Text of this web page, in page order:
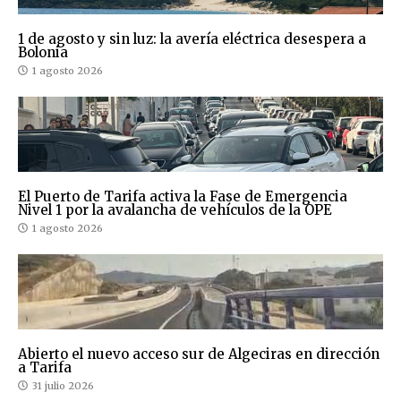
1 de agosto y sin luz: la avería eléctrica desespera a
Bolonia
1 agosto 2026
El Puerto de Tarifa activa la Fase de Emergencia
Nivel 1 por la avalancha de vehículos de la OPE
1 agosto 2026
Abierto el nuevo acceso sur de Algeciras en dirección
a Tarifa
31 julio 2026